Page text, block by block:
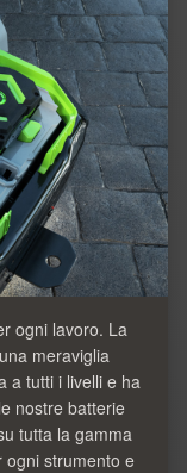
ogni lavoro. La
meraviglia
a tutti i livelli e ha
nostre batterie
tutta la gamma
strumento e